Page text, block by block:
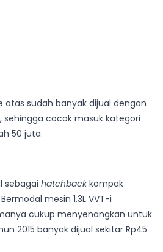
atas sudah banyak dijual dengan
sehingga cocok masuk kategori
50 juta.
sebagai hatchbackkompak
Bermodal mesin 1.3L VVT-i
cukup menyenangkan untuk
2015 banyak dijual sekitar Rp45